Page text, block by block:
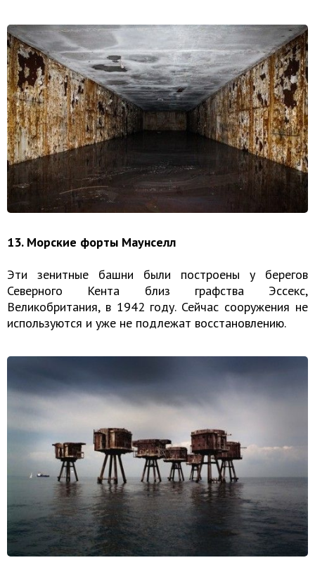
13. Морские форты Маунселл
Эти зенитные башни были построены у берегов
Северного Кента близ графства Эссекс,
Великобритания, в 1942 году. Сейчас сооружения не
используются и уже не подлежат восстановлению.